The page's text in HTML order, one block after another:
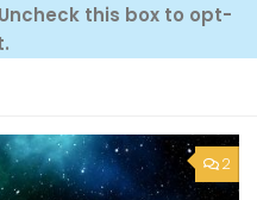
this box to opt-
2